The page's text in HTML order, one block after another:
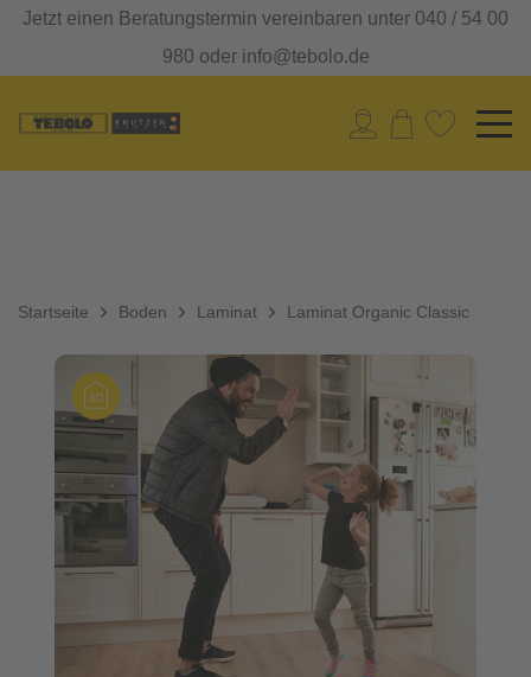
Jetzt einen Beratungstermin vereinbaren unter 040 / 54 00
980 oder info@tebolo.de
Startseite Boden Laminat Laminat Organic Classic